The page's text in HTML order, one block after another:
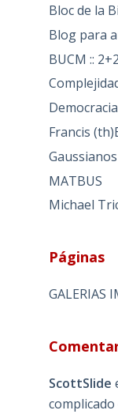
Bloc de la
Blog para
BUCM ::
Francis
Gaussianos
MATBUS
Michael
Páginas
GALERIAS
ScottSlide